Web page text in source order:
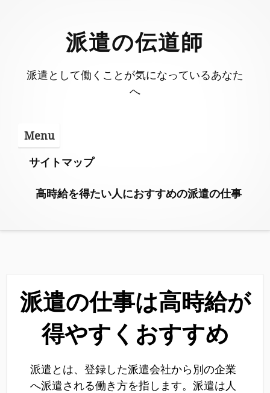
派遣の伝道師
派遣として働くことが気になっているあなた
へ
Menu
サイトマップ
高時給を得たい人におすすめの派遣の仕事
派遣の仕事は高時給が
得やすくおすすめ
派遣とは、登録した派遣会社から別の企業
へ派遣される働き方を指します。派遣は人